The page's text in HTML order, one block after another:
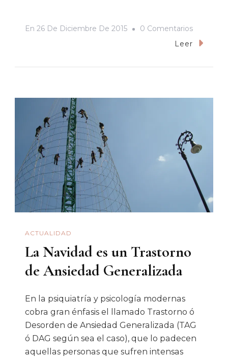
En 26 De Diciembre De 2015 0 ComentariosEn
Chabelo,
Todos
Familia»
Leer
ACTUALIDAD
La Navidad es un Trastorno
de Ansiedad Generalizada
En la psiquiatría y psicología modernas
cobra gran énfasis el llamado Trastorno ó
Desorden de Ansiedad Generalizada (TAG
ó DAG según sea el caso), que lo padecen
aquellas personas que sufren intensas